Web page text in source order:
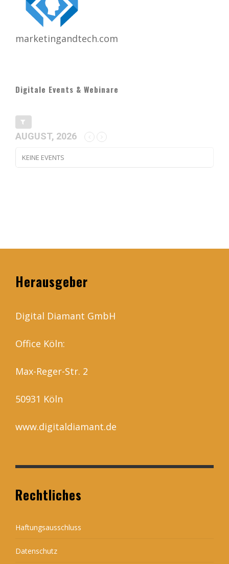
marketingandtech.com
Digitale Events & Webinare
AUGUST, 2026
KEINE EVENTS
Herausgeber
Digital Diamant GmbH
Office Köln:
Max-Reger-Str. 2
50931 Köln
www.digitaldiamant.de
Rechtliches
Haftungsausschluss
Datenschutz